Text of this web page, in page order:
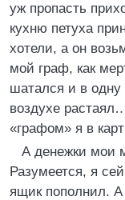
уж пропасть
кухню петуха
хотели, а он
мой граф, как
шатался и в одну
воздухе
«графом» я в
А денежки мои
Разумеется, я
ящик пополнил.